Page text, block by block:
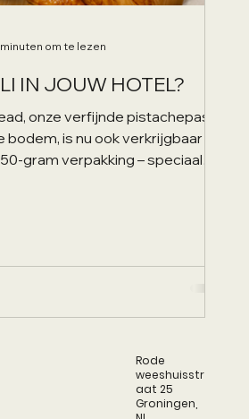
IN JOUW HOTEL?
onze verfijnde pistachepasta
bodem, is nu ook verkrijgbaar in
gram verpakking – speciaal
staat Amorelli
pure, romige smaak die
minuten om te lezen
Rode
weeshuisstr
aat 25
Groningen,